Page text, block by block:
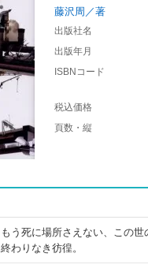
藤沢周／著
出版社名
出版年月
ISBNコード
税込価格
頁数・縦
もう死に場所さえない、この
終わりなき彷徨。